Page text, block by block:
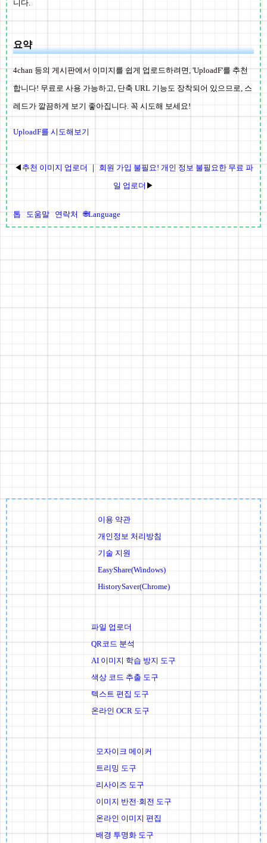
니다.
요약
4chan 등의 게시판에서 이미지를 쉽게 업로드하려면, 'UploadF'를 추천
합니다! 무료로 사용 가능하고, 단축 URL 기능도 장착되어 있으므로, 스
레드가 깔끔하게 보기 좋아집니다. 꼭 시도해 보세요!
UploadF를 시도해보기
◀ 추천 이미지 업로더 ｜ 회원 가입 불필요! 개인 정보 불필요한 무료 파
일 업로더 ▶
톱 도움말 연락처 🌐Language
이용 약관
개인정보 처리방침
기술 지원
EasyShare(Windows)
HistorySaver(Chrome)
파일 업로더
QR코드 분석
AI 이미지 학습 방지 도구
색상 코드 추출 도구
텍스트 편집 도구
온라인 OCR 도구
모자이크 메이커
트리밍 도구
리사이즈 도구
이미지 반전·회전 도구
온라인 이미지 편집
배경 투명화 도구